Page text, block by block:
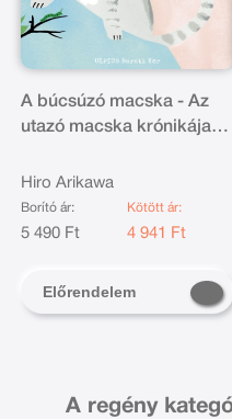
A búcsúzó macska - Az
utazó macska krónikája
Hiro Arikawa
Borító ár:
5 490 Ft
Kötött ár:
4 941 Ft
Előrendelem
A regény